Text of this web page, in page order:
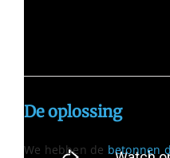
De oplossing
We hebben de betonnen